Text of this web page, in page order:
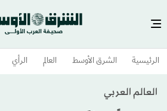
الرئيسية الشرق الأوسط​ العالم الرأي
العالم العربي